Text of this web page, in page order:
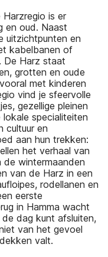
is er
en oud. Naast
uitzichtpunten en
kabelbanen of
De Harz staat
grotten en oude
met kinderen
vind je sfeervolle
gezellige pleinen
specialiteiten
cultuur en
aan hun trekken:
het verhaal van
de wintermaanden
van de Harz in een
rodellanen en
eerste
in Hamma wacht
dag kunt afsluiten,
van het gevoel
valt.